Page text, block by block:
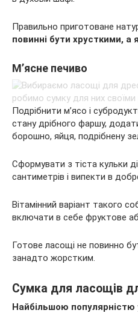
Правильно приготоване
повинні бути хрусткими, а
М’ясне печиво
Подрібнити м’ясо і
стану дрібного фаршу,
борошно, яйця, подрібнену
Сформувати з тіста кульки
сантиметрів і випекти в
Вітамінний варіант такого
включати в себе фруктове
Готове ласощі не повинно
занадто жорстким.
Сумка для ласощів
Найбільшою популярністю